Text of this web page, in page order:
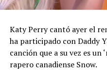
Katy Perry cantó ayer el
ha participado con Daddy
canción que a su vez es un
rapero canadiense Snow.